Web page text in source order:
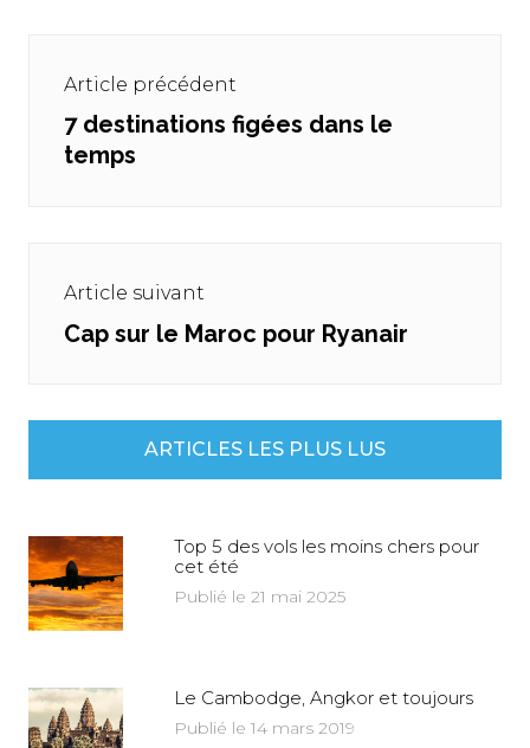
l’articleArticle précédent
Previous
post:
7 destinations figées dans le
temps
Article suivant
Next
Cap sur le Maroc pour Ryanair
ARTICLES LES PLUS LUS
Top 5 des vols les moins chers pour
cet été
Publié le 21 mai 2025
Le Cambodge, Angkor et toujours
Publié le 14 mars 2019